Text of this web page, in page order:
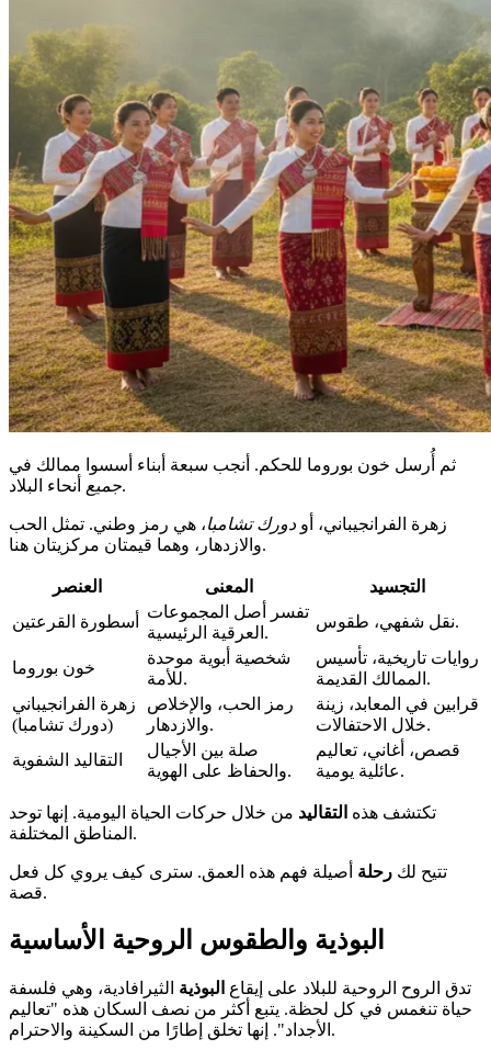
ثم أُرسل خون بوروما للحكم. أنجب سبعة أبناء أسسوا ممالك في
جميعأنحاء البلاد.
زهرة الفرانجيباني، أو دورك تشامبا، هي رمز وطني. تمثل الحب
والازدهار، وهما قيمتان مركزيتان هنا.
العنصر المعنى
التجسيد
أسطورة القرعتين
تفسر أصل المجموعات
العرقية الرئيسية.
نقل شفهي، طقوس.
خون بوروما
شخصية أبوية موحدة
للأمة.
روايات تاريخية، تأسيس
الممالك القديمة.
زهرة الفرانجيباني
(دورك تشامبا)
رمز الحب، والإخلاص
والازدهار.
قرابين في المعابد، زينة
خلال الاحتفالات.
التقاليد الشفوية
صلة بين الأجيال
والحفاظ على الهوية.
قصص، أغاني، تعاليم
عائلية يومية.
تكتشف هذه التقاليد من خلال حركات الحياة اليومية. إنها توحد
المناطق المختلفة.
تتيح لك رحلة أصيلة فهم هذه العمق. سترى كيف يروي كل فعل
قصة.
البوذية والطقوس الروحية الأساسية
تدق الروح الروحية للبلاد على إيقاع البوذية الثيرافادية، وهي فلسفة
حياة تنغمس في كل لحظة. يتبع أكثر من نصف السكان هذه "تعاليم
الأجداد". إنها تخلق إطارًا من السكينة والاحترام.